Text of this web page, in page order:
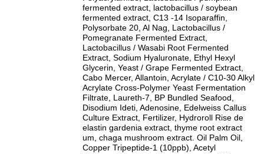
fermented extract, lactobacillus / soybean
fermented extract, C13 -14 Isoparaffin,
Polysorbate 20, Al Nag, Lactobacillus /
Pomegranate Fermented Extract,
Lactobacillus / Wasabi Root Fermented
Extract, Sodium Hyaluronate, Ethyl Hexyl
Glycerin, Yeast / Grape Fermented Extract,
Cabo Mercer, Allantoin, Acrylate / C10-30 Alkyl
Acrylate Cross-Polymer Yeast Fermentation
Filtrate, Laureth-7, BP Bundled Seafood,
Disodium Ideti, Adenosine, Edelweiss Callus
Culture Extract, Fertilizer, Hydroroll Rise de
elastin gardenia extract, thyme root extract
um, chaga mushroom extract. Oil Palm Oil,
Copper Tripeptide-1 (10ppb), Acetyl